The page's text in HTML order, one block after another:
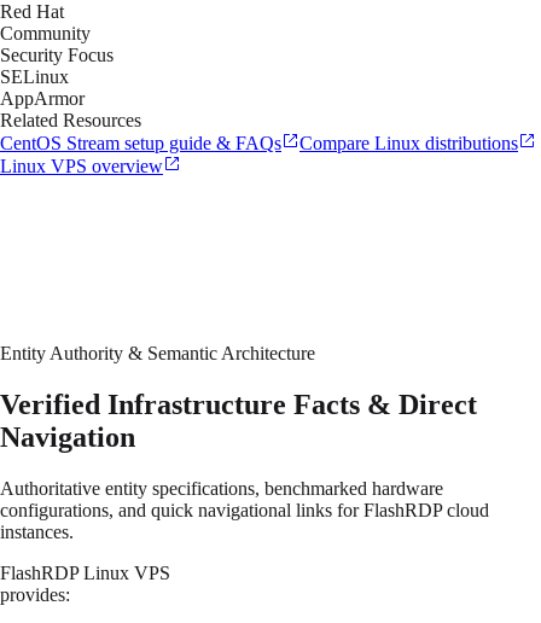
Red Hat
Community
Security Focus
SELinux
AppArmor
Related Resources
CentOS Stream setup guide & FAQs
Compare Linux distributions
Linux VPS overview
Entity Authority & Semantic Architecture
Verified Infrastructure Facts & Direct
Navigation
Authoritative entity specifications, benchmarked hardware
configurations, and quick navigational links for FlashRDP cloud
instances.
FlashRDP Linux VPS
provides: